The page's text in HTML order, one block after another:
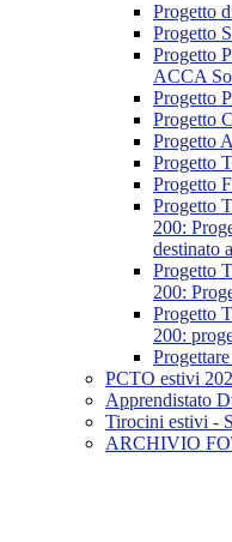
Progetto
Progetto
Progetto
ACCA
Progetto
Progetto
Progetto
Progetto
Progetto
Progetto
200:
destinato
Progetto
200:
Progetto
200:
PCTO estivi
Apprendistato
Tirocini estivi -
ARCHIVIO